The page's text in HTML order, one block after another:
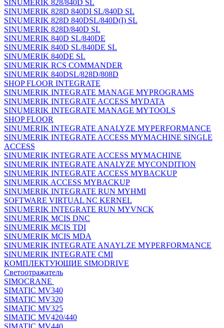
SINUMERIK 828/840D SL
SINUMERIK 828D 840DI SL/840D SL
SINUMERIK 828D 840DSL/840D(I) SL
SINUMERIK 828D/840D SL
SINUMERIK 840D SL/840DE
SINUMERIK 840D SL/840DE SL
SINUMERIK 840DE SL
SINUMERIK RCS COMMANDER
SINUMERIK 840DSL/828D/808D
SHOP FLOOR INTEGRATE
SINUMERIK INTEGRATE MANAGE MYPROGRAMS
SINUMERIK INTEGRATE ACCESS MYDATA
SINUMERIK INTEGRATE MANAGE MYTOOLS
SHOP FLOOR
SINUMERIK INTEGRATE ANALYZE MYPERFORMANCE
SINUMERIK INTEGRATE ACCESS MYMACHINE SINGLE
ACCESS
SINUMERIK INTEGRATE ACCESS MYMACHINE
SINUMERIK INTEGRATE ANALYZE MYCONDITION
SINUMERIK INTEGRATE ACCESS MYBACKUP
SINUMERIK ACCESS MYBACKUP
SINUMERIK INTEGRATE RUN MYHMI
SOFTWARE VIRTUAL NC KERNEL
SINUMERIK INTEGRATE RUN MYVNCK
SINUMERIK MCIS DNC
SINUMERIK MCIS TDI
SINUMERIK MCIS MDA
SINUMERIK INTEGRATE ANAYLZE MYPERFORMANCE
SINUMERIK INTEGRATE CMI
КОМПЛЕКТУЮЩИЕ SIMODRIVE
Светоотражатель
SIMOCRANE
SIMATIC MV340
SIMATIC MV320
SIMATIC MV325
SIMATIC MV420/440
SIMATIC MV440